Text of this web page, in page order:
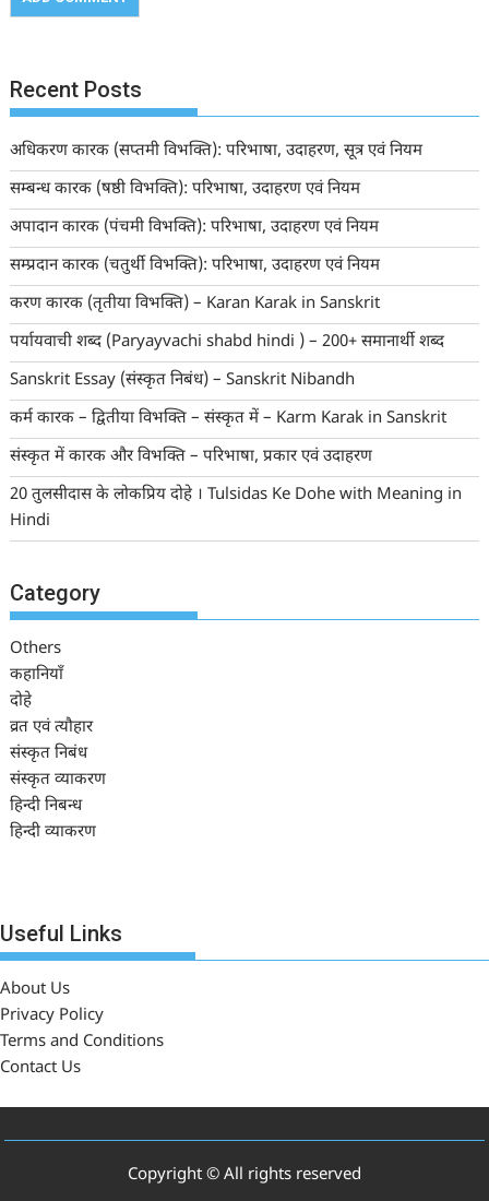
Recent Posts
अधिकरण कारक (सप्तमी विभक्ति): परिभाषा, उदाहरण, सूत्र एवं नियम
सम्बन्ध कारक (षष्ठी विभक्ति): परिभाषा, उदाहरण एवं नियम
अपादान कारक (पंचमी विभक्ति): परिभाषा, उदाहरण एवं नियम
सम्प्रदान कारक (चतुर्थी विभक्ति): परिभाषा, उदाहरण एवं नियम
करण कारक (तृतीया विभक्ति) – Karan Karak in Sanskrit
पर्यायवाची शब्द (Paryayvachi shabd hindi ) – 200+ समानार्थी शब्द
Sanskrit Essay (संस्कृत निबंध) – Sanskrit Nibandh
कर्म कारक – द्वितीया विभक्ति – संस्कृत में – Karm Karak in Sanskrit
संस्कृत में कारक और विभक्ति – परिभाषा, प्रकार एवं उदाहरण
20 तुलसीदास के लोकप्रिय दोहे । Tulsidas Ke Dohe with Meaning in
Hindi
Category
Others
कहानियाँ
दोहे
व्रत एवं त्यौहार
संस्कृत निबंध
संस्कृत व्याकरण
हिन्दी निबन्ध
हिन्दी व्याकरण
Useful Links
About Us
Privacy Policy
Terms and Conditions
Contact Us
Copyright © All rights reserved